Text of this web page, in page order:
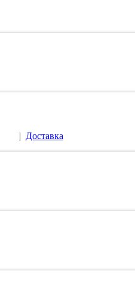
| Доставка